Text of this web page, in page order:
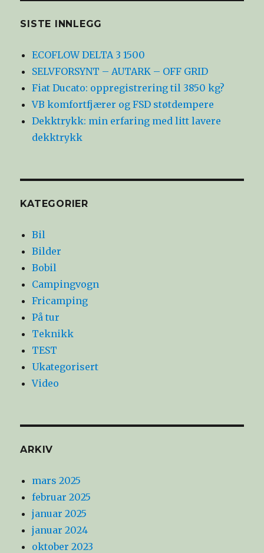
SISTE INNLEGG
ECOFLOW DELTA 3 1500
SELVFORSYNT – AUTARK – OFF GRID
Fiat Ducato: oppregistrering til 3850 kg?
VB komfortfjærer og FSD støtdempere
Dekktrykk: min erfaring med litt lavere
dekktrykk
KATEGORIER
Bil
Bilder
Bobil
Campingvogn
Fricamping
På tur
Teknikk
TEST
Ukategorisert
Video
ARKIV
mars 2025
februar 2025
januar 2025
januar 2024
oktober 2023